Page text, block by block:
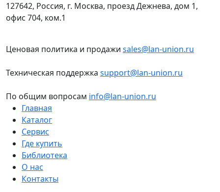
127642, Россия, г. Москва, проезд Дежнева, дом 1,
офис 704, ком.1
Ценовая политика и продажи sales@lan-union.ru
Техническая поддержка support@lan-union.ru
По общим вопросам info@lan-union.ru
Главная
Каталог
Сервис
Где купить
Библиотека
О нас
Контакты